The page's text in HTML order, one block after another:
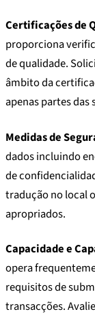
Certificações de
proporciona
de qualidade.
âmbito da
apenas partes das
Medidas de
dados incluindo
de
tradução no local
apropriados.
Capacidade e
opera
requisitos de
transacções.